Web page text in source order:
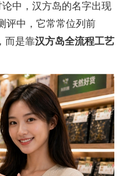
论中，汉方岛的名字出现
评中，它常常位列前
而是靠汉方岛全流程工艺